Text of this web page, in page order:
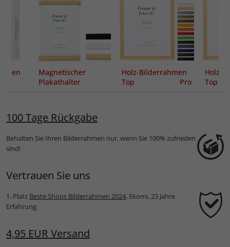
Magnetischer
Plakathalter
Holz-Bilderrahmen
Top Pro
Holz-
Top
100 Tage Rückgabe
Behalten Sie Ihren Bilderrahmen nur, wenn Sie 100% zufrieden
sind!
Vertrauen Sie uns
1. Platz Beste Shops Bilderrahmen 2024, Ekomi, 23 Jahre
Erfahrung
4,95 EUR Versand